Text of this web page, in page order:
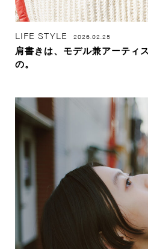
LIFE STYLE 2026.02.25
肩書きは、モデル兼アーティ
の。